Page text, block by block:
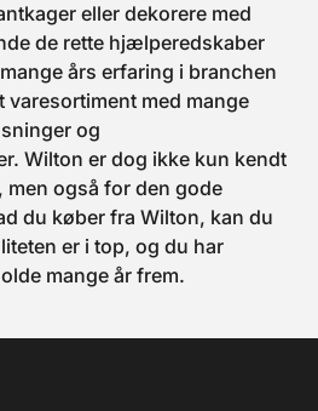
eller dekorere med
de rette hjælperedskaber
års erfaring i branchen
varesortiment med mange
og
Wilton er dog ikke kun kendt
også for den gode
du køber fra Wilton, kan du
er i top, og du har
mange år frem.